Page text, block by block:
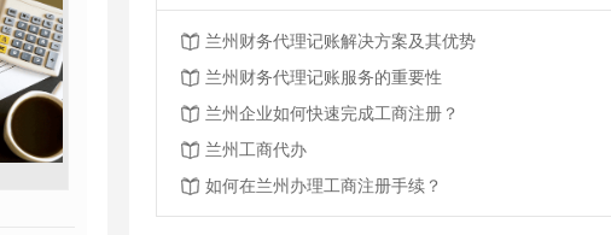
兰州财务代理记账解决方案及其优势
兰州财务代理记账服务的重要性
兰州企业如何快速完成工商注册？
兰州工商代办
如何在兰州办理工商注册手续？